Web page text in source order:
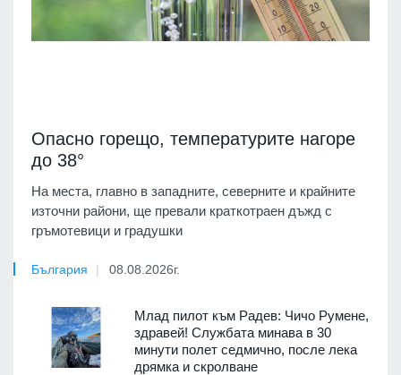
Опасно горещо, температурите нагоре
до 38°
На места, главно в западните, северните и крайните
източни райони, ще превали краткотраен дъжд с
гръмотевици и градушки
България 08.08.2026г.
Млад пилот към Радев: Чичо Румене,
здравей! Службата минава в 30
минути полет седмично, после лека
дрямка и скролване